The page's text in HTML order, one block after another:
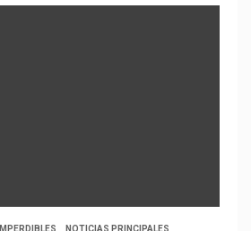
IMPERDIBLES
NOTICIAS PRINCIPALES